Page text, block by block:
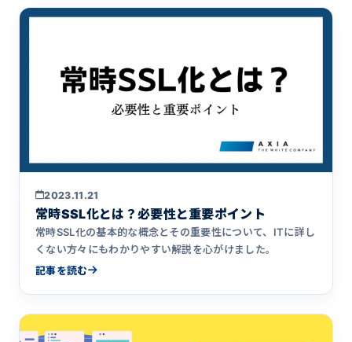
2023.11.21
常時SSL化とは？必要性と重要ポイント
常時SSL化の基本的な概念とその重要性について、ITに詳し
くない方々にもわかりやすい解説を心がけました。
記事を読む